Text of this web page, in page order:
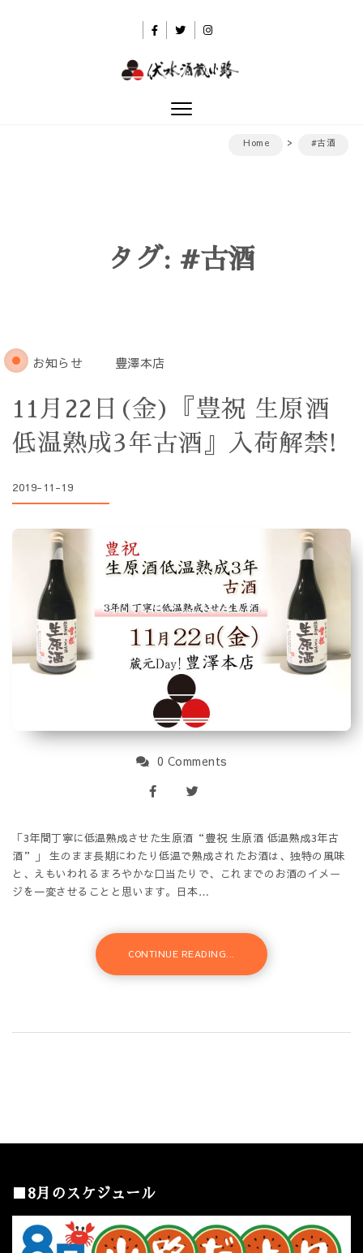
Toggle
Home
#古酒
タグ: #古酒
お知らせ 豊澤本店
11月22日(金)『豊祝 生原酒
低温熟成3年古酒』入荷解禁!
2019-11-19
0 Comments
「3年間丁寧に低温熟成させた生原酒“豊祝 生原酒 低温熟成3年古
酒”」 生のまま長期にわたり低温で熟成されたお酒は、独特の風味
と、えもいわれるまろやかな口当たりで、これまでのお酒のイメー
ジを一変させることと思います。日本…
CONTINUE READING...
■8月のスケジュール